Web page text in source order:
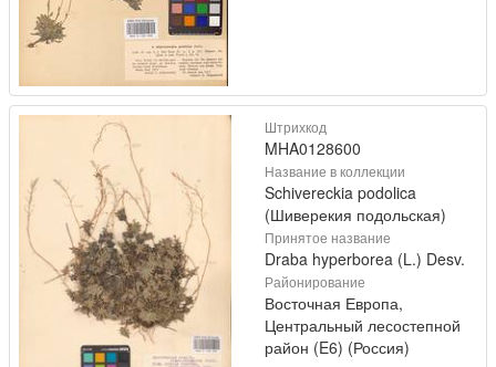
Штрихкод
MHA0128600
Название в коллекции
Schivereckia podolica
(Шиверекия подольская)
Принятое название
Draba hyperborea (L.) Desv.
Районирование
Восточная Европа,
Центральный лесостепной
район (E6) (Россия)